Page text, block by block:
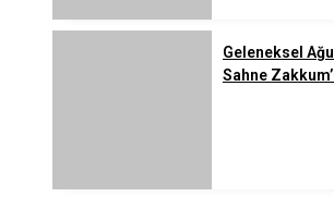
Geleneksel
Sahne